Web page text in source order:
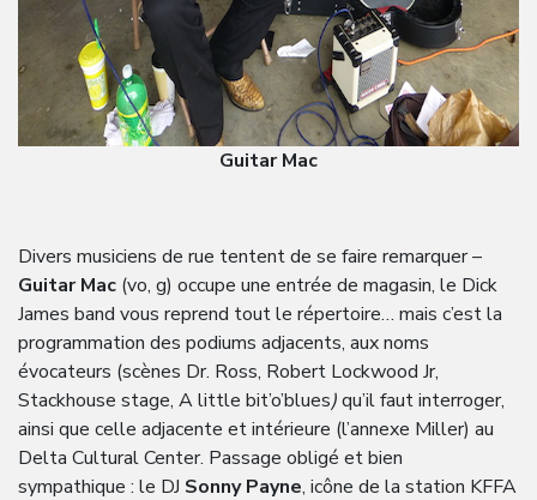
Guitar Mac
Divers musiciens de rue tentent de se faire remarquer –
Guitar Mac (vo, g) occupe une entrée de magasin, le Dick
James band vous reprend tout le répertoire… mais c’est la
programmation des podiums adjacents, aux noms
évocateurs (scènes Dr. Ross, Robert Lockwood Jr,
Stackhouse stage, A little bit’o’blues)qu’il faut interroger,
ainsi que celle adjacente et intérieure (l’annexe Miller) au
Delta Cultural Center. Passage obligé et bien
sympathique : le DJ Sonny Payne, icône de la station KFFA